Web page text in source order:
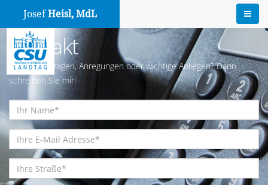
JosefHeisl, MdL
Kontakt
Haben Sie Fragen, Anregungen oder wichtige Anliegen? Dann
schreiben Sie mir!